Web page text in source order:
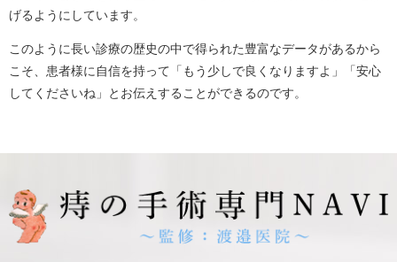
げるようにしています。
このように長い診療の歴史の中で得られた豊富なデータがあるから
こそ、患者様に自信を持って「もう少しで良くなりますよ」「安心
してくださいね」とお伝えすることができるのです。